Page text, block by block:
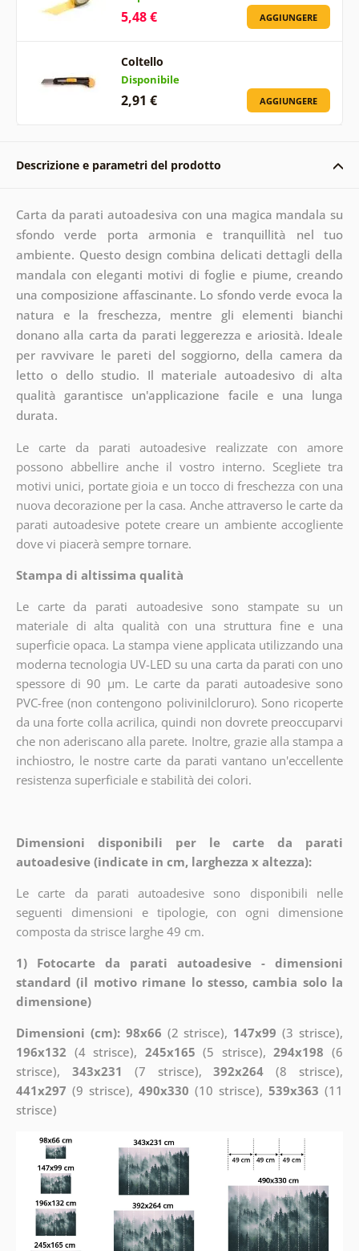
5,48 € AGGIUNGERE
Coltello
Disponibile
2,91 € AGGIUNGERE
Descrizione e parametri del prodotto
Carta da parati autoadesiva con una magica mandala su
sfondo verde porta armonia e tranquillità nel tuo
ambiente. Questo design combina delicati dettagli della
mandala con eleganti motivi di foglie e piume, creando
una composizione affascinante. Lo sfondo verde evoca la
natura e la freschezza, mentre gli elementi bianchi
donano alla carta da parati leggerezza e ariosità. Ideale
per ravvivare le pareti del soggiorno, della camera da
letto o dello studio. Il materiale autoadesivo di alta
qualità garantisce un'applicazione facile e una lunga
durata.
Le carte da parati autoadesive realizzate con amore
possono abbellire anche il vostro interno. Scegliete tra
motivi unici, portate gioia e un tocco di freschezza con una
nuova decorazione per la casa. Anche attraverso le carte da
parati autoadesive potete creare un ambiente accogliente
dove vi piacerà sempre tornare.
Stampa di altissima qualità
Le carte da parati autoadesive sono stampate su un
materiale di alta qualità con una struttura fine e una
superficie opaca. La stampa viene applicata utilizzando una
moderna tecnologia UV-LED su una carta da parati con uno
spessore di 90 µm. Le carte da parati autoadesive sono
PVC-free (non contengono polivinilcloruro). Sono ricoperte
da una forte colla acrilica, quindi non dovrete preoccuparvi
che non aderiscano alla parete. Inoltre, grazie alla stampa a
inchiostro, le nostre carte da parati vantano un'eccellente
resistenza superficiale e stabilità dei colori.
Dimensioni disponibili per le carte da parati
autoadesive (indicate in cm, larghezza x altezza):
Le carte da parati autoadesive sono disponibili nelle
seguenti dimensioni e tipologie, con ogni dimensione
composta da strisce larghe 49 cm.
1) Fotocarte da parati autoadesive - dimensioni
standard (il motivo rimane lo stesso, cambia solo la
dimensione)
Dimensioni (cm): 98x66 (2 strisce), 147x99 (3 strisce),
196x132 (4 strisce), 245x165 (5 strisce),294x198 (6
strisce), 343x231 (7 strisce),392x264 (8 strisce),
441x297 (9 strisce), 490x330 (10 strisce),539x363 (11
strisce)